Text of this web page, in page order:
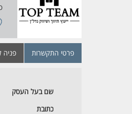
פרטי התקשרות פניה
שם בעל העסק
כתובת